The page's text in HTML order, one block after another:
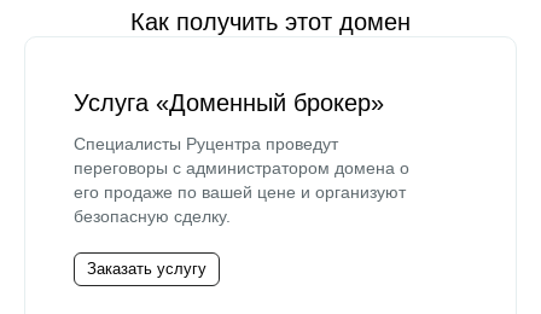
Как получить этот домен
Услуга «Доменный брокер»
Специалисты Руцентра проведут
переговоры с администратором домена о
его продаже по вашей цене и организуют
безопасную сделку.
Заказать услугу